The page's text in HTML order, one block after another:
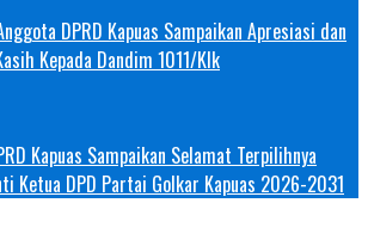
DPRD Kapuas Sampaikan Apresiasi dan
Kepada Dandim 1011/Klk
Kapuas Sampaikan Selamat Terpilihnya
Ketua DPD Partai Golkar Kapuas 2026-2031